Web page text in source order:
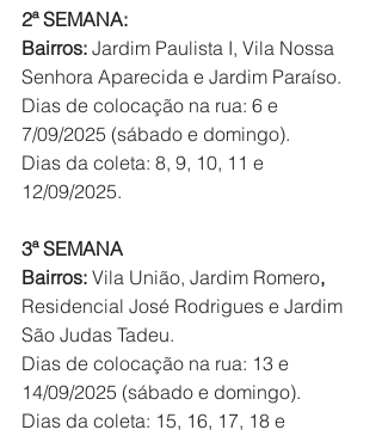
2ª SEMANA:
Bairros: Jardim Paulista I, Vila Nossa
Senhora Aparecida e Jardim Paraíso.
Dias de colocação na rua: 6 e
7/09/2025 (sábado e domingo).
Dias da coleta: 8, 9, 10, 11 e
12/09/2025.
3ª SEMANA
Bairros: Vila União, Jardim Romero,
Residencial José Rodrigues e Jardim
São Judas Tadeu.
Dias de colocação na rua: 13 e
14/09/2025 (sábado e domingo).
Dias da coleta: 15, 16, 17, 18 e